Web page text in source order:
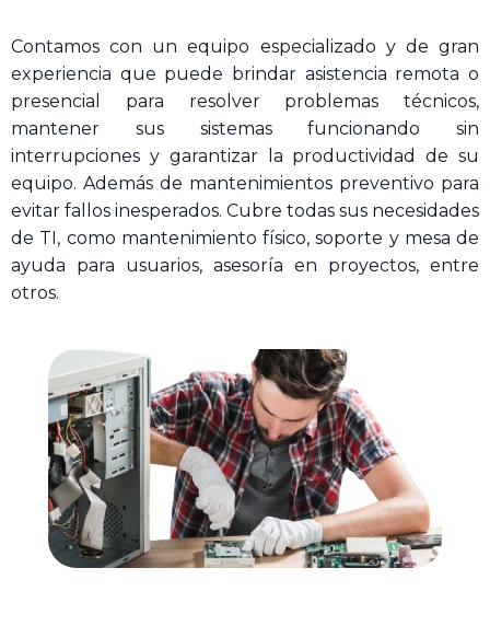
Contamos con un equipo especializado y de gran
experiencia que puede brindar asistencia remota o
presencial para resolver problemas técnicos,
mantener sus sistemas funcionando sin
interrupciones y garantizar la productividad de su
equipo. Además de mantenimientos preventivo para
evitar fallos inesperados. Cubre todas sus necesidades
de TI, como mantenimiento físico, soporte y mesa de
ayuda para usuarios, asesoría en proyectos, entre
otros.